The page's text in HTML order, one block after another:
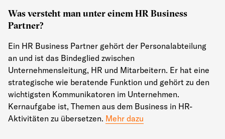
Was versteht man unter einem HR Business
Partner?
Ein HR Business Partner gehört der Personalabteilung
an und ist das Bindeglied zwischen
Unternehmensleitung, HR und Mitarbeitern. Er hat eine
strategische wie beratende Funktion und gehört zu den
wichtigsten Kommunikatoren im Unternehmen.
Kernaufgabe ist, Themen aus dem Business in HR-
Aktivitäten zu übersetzen. Mehr dazu